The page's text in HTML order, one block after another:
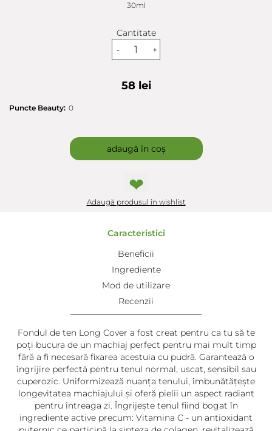
30ml
Cantitate
-
+
58 lei
Puncte Beauty: 0
adaugă în coș
❤
Adaugă produsul în wishlist
Caracteristici
Beneficii
Ingrediente
Mod de utilizare
Recenzii
Fondul de ten Long Cover a fost creat pentru ca tu să te
poți bucura de un machiaj perfect pentru mai mult timp
fără a fi necesară fixarea acestuia cu pudră. Garantează o
îngrijire perfectă pentru tenul normal, uscat, sensibil sau
cuperozic. Uniformizează nuanța tenului, îmbunătățește
longevitatea machiajului și oferă pielii un aspect radiant
pentru întreaga zi. Îngrijește tenul fiind bogat în
ingrediente active precum: Vitamina C - un antioxidant